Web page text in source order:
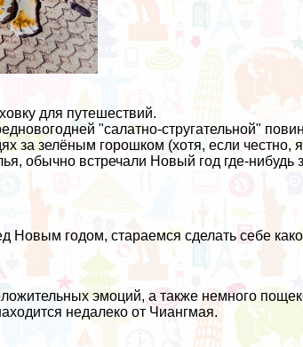
для путешествий.
"салатно-стругательной"
за зелёным горошком (хотя, если
обычно встречали Новый год где-нибудь
Новым годом, стараемся сделать себе
эмоций, а также немного
недалеко от Чиангмая.